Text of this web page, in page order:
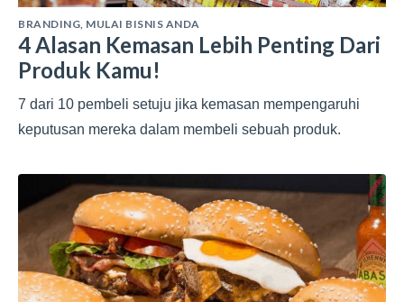
BRANDING, MULAI BISNIS ANDA
4 Alasan Kemasan Lebih Penting Dari
Produk Kamu!
7 dari 10 pembeli setuju jika kemasan mempengaruhi
keputusan mereka dalam membeli sebuah produk.